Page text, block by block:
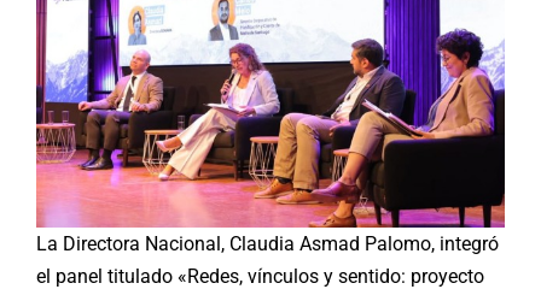
La Directora Nacional, Claudia Asmad Palomo, integró
el panel titulado «Redes, vínculos y sentido: proyecto